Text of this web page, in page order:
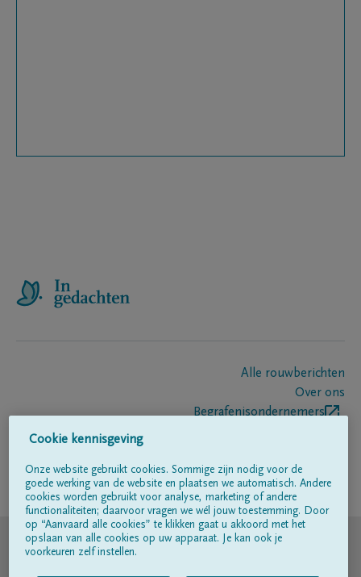
Alle rouwberichten
Over ons
Begrafenisondernemers
Volg ons op
© DELA
Cookie kennisgeving
Onze website gebruikt cookies. Sommige zijn nodig voor de
goede werking van de website en plaatsen we automatisch. Andere
cookies worden gebruikt voor analyse, marketing of andere
functionaliteiten; daarvoor vragen we wél jouw toestemming. Door
op “Aanvaard alle cookies” te klikken gaat u akkoord met het
opslaan van alle cookies op uw apparaat. Je kan ook je
voorkeuren zelf instellen.